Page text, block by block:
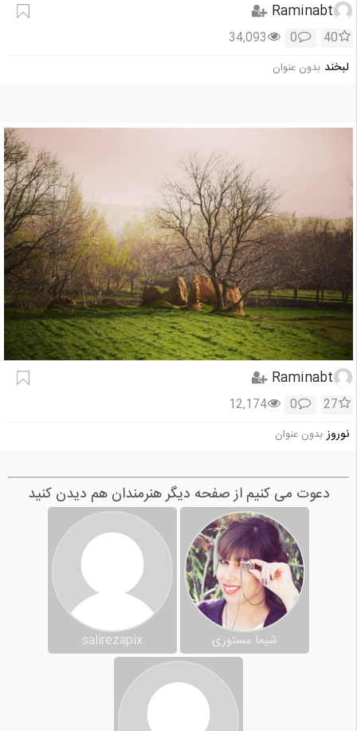
Raminabt
40
0
34,093
لبخند بدون عنوان
Raminabt
27
0
12,174
نوروز بدون عنوان
دعوت می کنیم از صفحه دیگر هنرمندان هم دیدن کنید
شیما مستوری salirezapix